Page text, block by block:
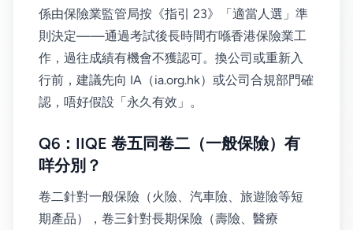
係由保險業監管局按《指引 23》「適當人選」準
則決定——通過考試後長時間冇喺香港保險業工
作，過往成績有機會不獲認可。換公司或重新入
行前，建議先向 IA（ia.org.hk）或公司合規部門確
認，唔好假設「永久有效」。
Q6：IIQE 卷五同卷二（一般保險）有
咩分別？
卷二針對一般保險（火險、汽車險、旅遊險等短
期產品），卷三針對長期保險（壽險、醫療